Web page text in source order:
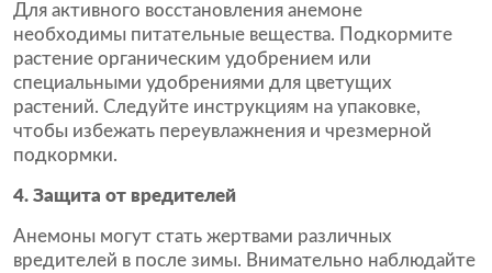
Для активного восстановления анемоне
необходимы питательные вещества. Подкормите
растение органическим удобрением или
специальными удобрениями для цветущих
растений. Следуйте инструкциям на упаковке,
чтобы избежать переувлажнения и чрезмерной
подкормки.
4. Защита от вредителей
Анемоны могут стать жертвами различных
вредителей в после зимы. Внимательно наблюдайте